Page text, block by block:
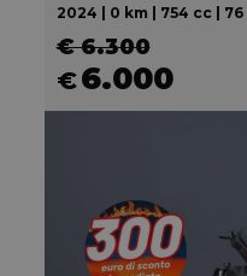
2024 | 0 km | 754 cc | 76
€ 6.300
€6.000